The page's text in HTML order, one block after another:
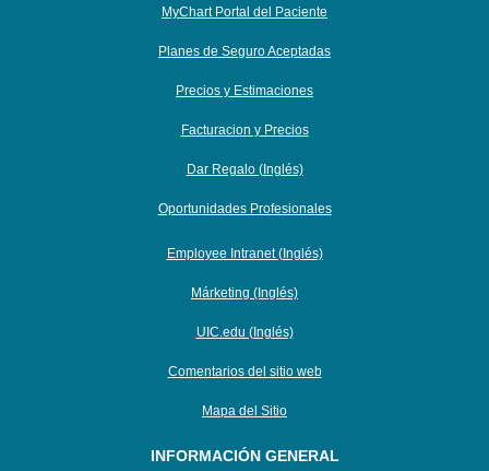
MyChart Portal del Paciente
Planes de Seguro Aceptadas
Precios y Estimaciones
Facturacion y Precios
Dar Regalo (Inglés)
Oportunidades Profesionales
Employee Intranet (Inglés)
Márketing (Inglés)
UIC.edu (Inglés)
Comentarios del sitio web
Mapa del Sitio
INFORMACIÓN GENERAL